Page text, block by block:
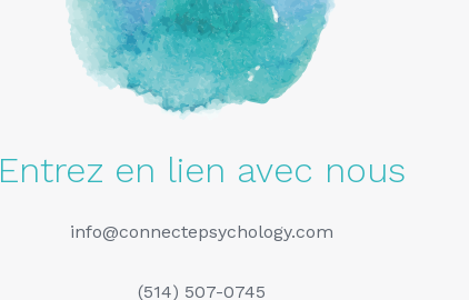
Entrez en lien avec nous
info@connectepsychology.com
(514) 507-0745